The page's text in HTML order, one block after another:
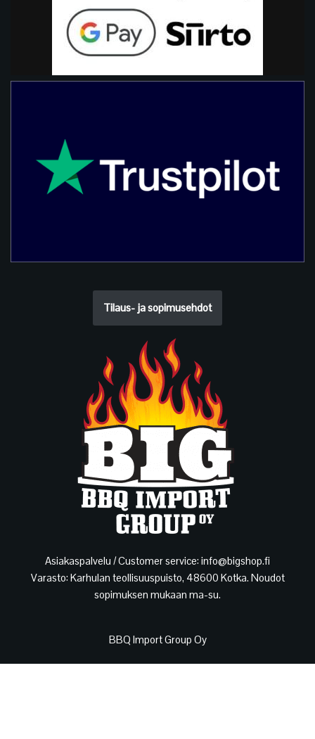
Tilaus- ja sopimusehdot
Asiakaspalvelu / Customer service: info@bigshop.fi
Varasto: Karhulan teollisuuspuisto, 48600 Kotka. Noudot
sopimuksen mukaan ma-su.
BBQ Import Group Oy